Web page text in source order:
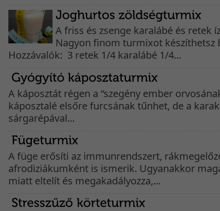
A friss és zsenge karalábé és retek
Nagyon finom turmixot készíthetsz
Hozzávalók: 3 retek 1/4 karalábé 1/4...
A káposztát régen a “szegény ember
káposztalé elsőre furcsának tűnhet, de a
sárgarépával...
A füge erősíti az immunrendszert,
afrodiziákumként is ismerik. Ugyanakkor
miatt eltelít és megakadályozza,...